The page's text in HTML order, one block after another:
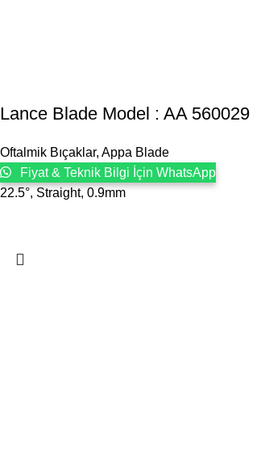
Lance Blade Model : AA 560029
Oftalmik Bıçaklar, Appa Blade
Fiyat & Teknik Bilgi İçin WhatsApp
22.5°, Straight, 0.9mm